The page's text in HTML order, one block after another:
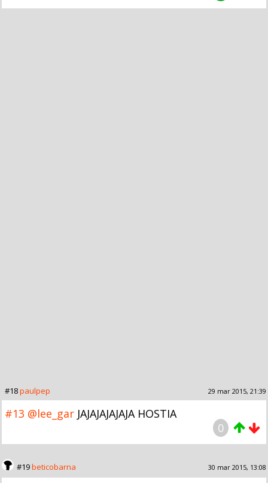
#18paulpep 29 mar 2015, 21:39
#13 @lee_gar JAJAJAJAJAJA HOSTIA
0
#19beticobarna 30 mar 2015, 13:08